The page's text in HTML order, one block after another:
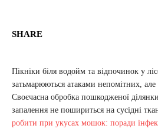
SHARE
Пікніки біля водойм та відпочинок у
затьмарюються атаками непомітних,
Своєчасна обробка пошкодженої
запалення не пошириться на сусідні
робити при укусах мошок: поради